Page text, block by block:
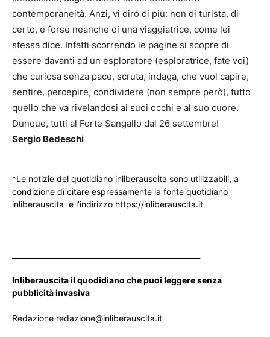
contemporaneità. Anzi, vi dirò di più: non di turista, di
certo, e forse neanche di una viaggiatrice, come lei
stessa dice. Infatti scorrendo le pagine si scopre di
essere davanti ad un esploratore (esploratrice, fate voi)
che curiosa senza pace, scruta, indaga, che vuol capire,
sentire, percepire, condividere (non sempre però), tutto
quello che va rivelandosi ai suoi occhi e al suo cuore.
Dunque, tutti al Forte Sangallo dal 26 settembre!
Sergio Bedeschi
*Le notizie del quotidiano inliberauscita sono utilizzabili, a
condizione di citare espressamente la fonte quotidiano
inliberauscita e l’indirizzo https://inliberauscita.it
Inliberauscita il quodidiano che puoi leggere senza
pubblicità invasiva
Redazione redazione@inliberauscita.it